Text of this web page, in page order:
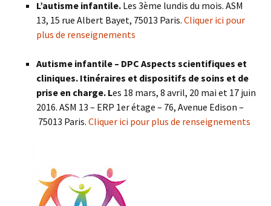
L’autisme infantile. Les 3ème lundis du mois. ASM
13, 15 rue Albert Bayet, 75013 Paris. Cliquer ici pour
plus de renseignements
Autisme infantile – DPC Aspects scientifiques et
cliniques. Itinéraires et dispositifs de soins et de
prise en charge. Les 18 mars, 8 avril, 20 mai et 17 juin
2016. ASM 13 – ERP 1er étage – 76, Avenue Edison –
75013 Paris. Cliquer ici pour plus de renseignements